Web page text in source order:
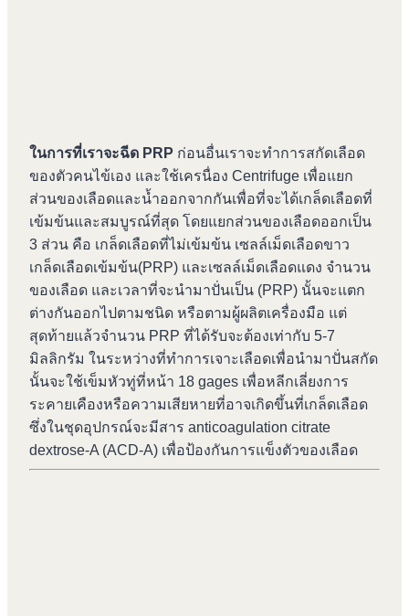
ในการที่เราจะฉีด PRP ก่อนอื่นเราจะทำการสกัดเลือด
ของตัวคนไข้เอง และใช้เครนื่อง Centrifuge เพื่อแยก
ส่วนของเลือดและน้ำออกจากกันเพื่อที่จะได้เกล็ดเลือดที่
เข้มข้นและสมบูรณ์ที่สุด โดยแยกส่วนของเลือดออกเป็น
3 ส่วน คือ เกล็ดเลือดที่ไม่เข้มข้น เซลล์เม็ดเลือดขาว
เกล็ดเลือดเข้มข้น(PRP) และเซลล์เม็ดเลือดแดง จำนวน
ของเลือด และเวลาที่จะนำมาปั่นเป็น (PRP) นั้นจะแตก
ต่างกันออกไปตามชนิด หรือตามผู้ผลิตเครื่องมือ แต่
สุดท้ายแล้วจำนวน PRP ที่ได้รับจะต้องเท่ากับ 5-7
มิลลิกรัม ในระหว่างที่ทำการเจาะเลือดเพื่อนำมาปั่นสกัด
นั้นจะใช้เข็มหัวทู่ที่หน้า 18 gages เพื่อหลีกเลี่ยงการ
ระคายเคืองหรือความเสียหายที่อาจเกิดขึ้นที่เกล็ดเลือด
ซึ่งในชุดอุปกรณ์จะมีสาร anticoagulation citrate
dextrose-A (ACD-A) เพื่อป้องกันการแข็งตัวของเลือด